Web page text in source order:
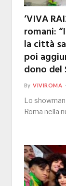
‘VIVA
romani:
la città
poi
dono del
By VIVIROMA
Lo
Roma nella